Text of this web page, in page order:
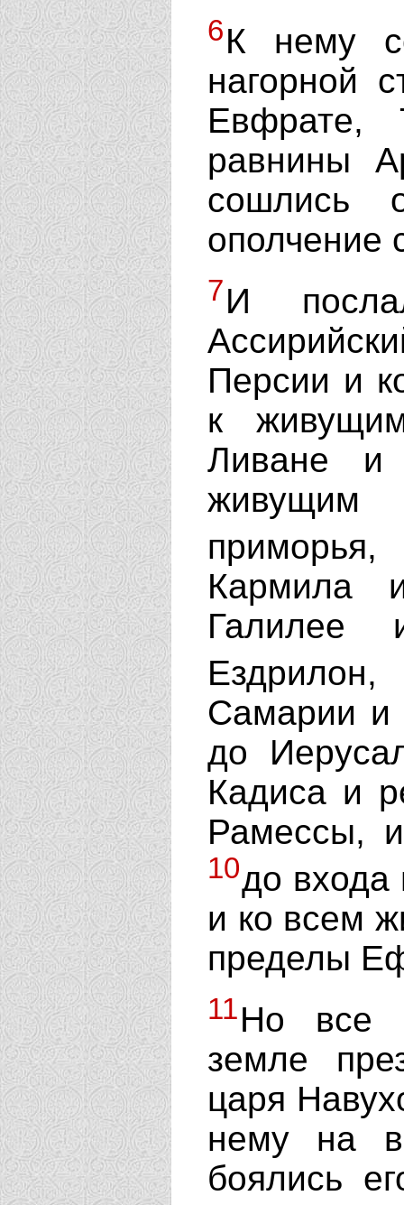
6К нему
нагорной
равнины
сошлись
ополчение
7И
Персии и
к
Ливане и
живущим
Кармила
Галилее
Самарии и
до
Кадиса и
Рамессы,
10до
и ко всем
пределы
11Но все
земле
царя
нему на
боялись